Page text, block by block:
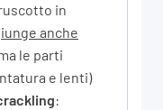
in
anche
le parti
e lenti)
: